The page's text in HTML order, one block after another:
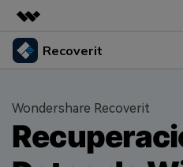
Productos destacados
Utilidades
Soluciones
Quiénes somos
Recoverit
Recoverit para
Funciones
Wondershare Recoverit